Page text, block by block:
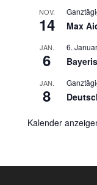
NOV.
14 Max
JAN.
6
6.
JAN.
8
Kalender